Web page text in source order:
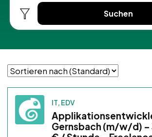
Suchen
IT, EDV
Gernsbach (m/w/d)